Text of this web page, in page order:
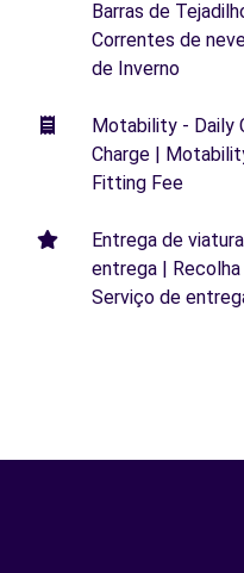
Barras de
Correntes de
de Inverno
Motability - Daily
Charge |
Fitting Fee
Entrega de
entrega | Recolha
Serviço de